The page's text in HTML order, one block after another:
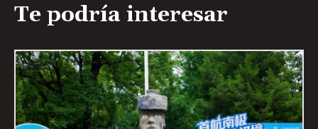
Te podría interesar